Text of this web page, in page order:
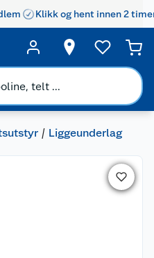
Klikk og hent innen 2
Liggeunderlag